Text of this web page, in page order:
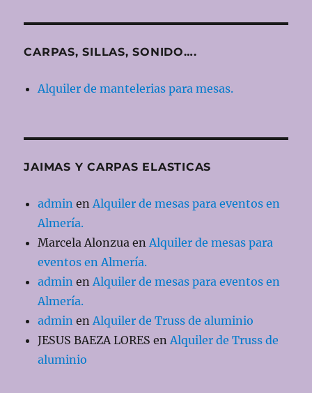
CARPAS, SILLAS, SONIDO….
Alquiler de mantelerias para mesas.
JAIMAS Y CARPAS ELASTICAS
admin enAlquiler de mesas para eventos en
Almería.
Marcela Alonzua enAlquiler de mesas para
eventos en Almería.
admin enAlquiler de mesas para eventos en
Almería.
admin enAlquiler de Truss de aluminio
JESUS BAEZA LORES enAlquiler de Truss de
aluminio